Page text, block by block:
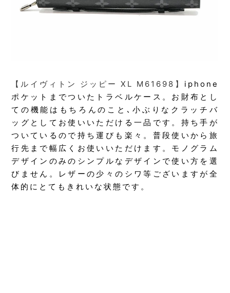
【ルイヴィトン ジッピー XL M61698】 iphone
ポケットまでついたトラベルケース。お財布とし
ての機能はもちろんのこと､小ぶりなクラッチバ
ッグとしてお使いいただける一品です。持ち手が
ついているので持ち運びも楽々。普段使いから旅
行先まで幅広くお使いいただけます。モノグラム
デザインのみのシンプルなデザインで使い方を選
びません。レザーの少々のシワ等ございますが全
体的にとてもきれいな状態です。